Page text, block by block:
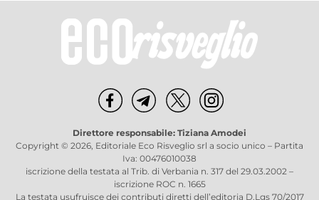
Direttore responsabile: Tiziana Amodei
Copyright © 2026, Editoriale Eco Risveglio srl a socio unico – Partita
Iva: 00476010038
iscrizione della testata al Trib. di Verbania n. 317 del 29.03.2002 –
iscrizione ROC n. 1665
La testata usufruisce dei contributi diretti dell’editoria D.Lgs 70/2017